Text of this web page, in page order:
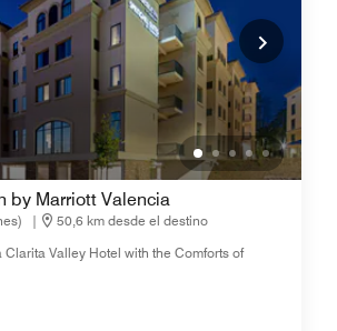
by Marriott Valencia
|
50,6 km desde el destino
Clarita Valley Hotel with the Comforts of